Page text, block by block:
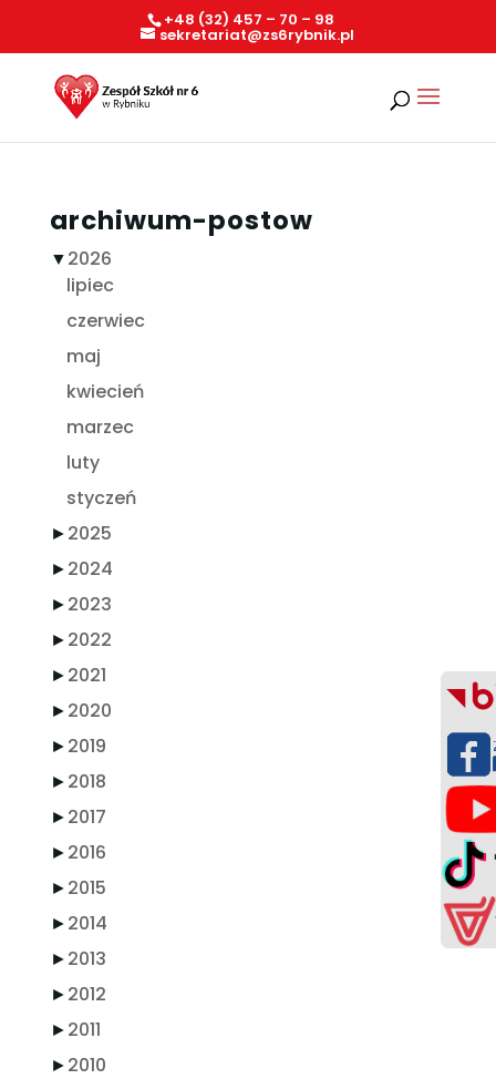
+48 (32) 457 – 70 – 98
sekretariat@zs6rybnik.pl
archiwum-postow
▼2026
lipiec
czerwiec
maj
kwiecień
marzec
luty
styczeń
►2025
►2024
►2023
►2022
►2021
►2020
►2019
►2018
►2017
►2016
►2015
►2014
►2013
►2012
►2011
►2010